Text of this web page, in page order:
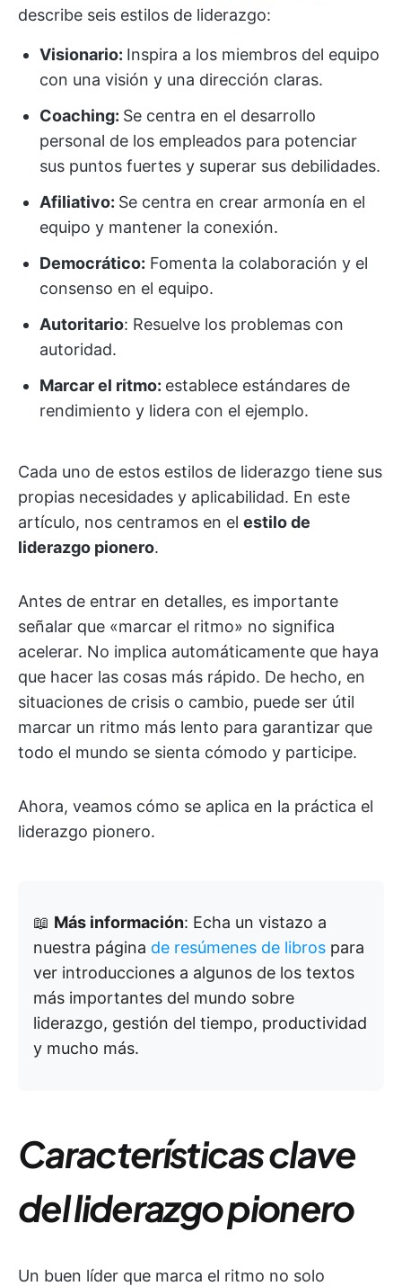
describe seis estilos de liderazgo:
Visionario: Inspira a los miembros del equipo
con una visión y una dirección claras.
Coaching: Se centra en el desarrollo
personal de los empleados para potenciar
sus puntos fuertes y superar sus debilidades.
Afiliativo: Se centra en crear armonía en el
equipo y mantener la conexión.
Democrático: Fomenta la colaboración y el
consenso en el equipo.
Autoritario: Resuelve los problemas con
autoridad.
Marcar el ritmo: establece estándares de
rendimiento y lidera con el ejemplo.
Cada uno de estos estilos de liderazgo tiene sus
propias necesidades y aplicabilidad. En este
artículo, nos centramos en el estilo de
liderazgo pionero.
Antes de entrar en detalles, es importante
señalar que «marcar el ritmo» no significa
acelerar. No implica automáticamente que haya
que hacer las cosas más rápido. De hecho, en
situaciones de crisis o cambio, puede ser útil
marcar un ritmo más lento para garantizar que
todo el mundo se sienta cómodo y participe.
Ahora, veamos cómo se aplica en la práctica el
liderazgo pionero.
📖 Más información: Echa un vistazo a
nuestra página de resúmenes de libros para
ver introducciones a algunos de los textos
más importantes del mundo sobre
liderazgo, gestión del tiempo, productividad
y mucho más.
Características clave
del liderazgo pionero
Un buen líder que marca el ritmo no solo